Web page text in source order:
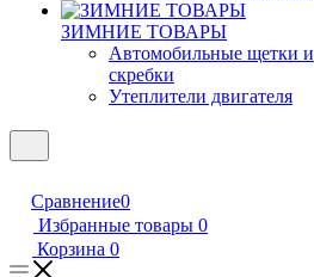
ЗИМНИЕ ТОВАРЫ
Автомобильные щетки и
скребки
Утеплители двигателя
Сравнение0
Избранные товары 0
Корзина 0